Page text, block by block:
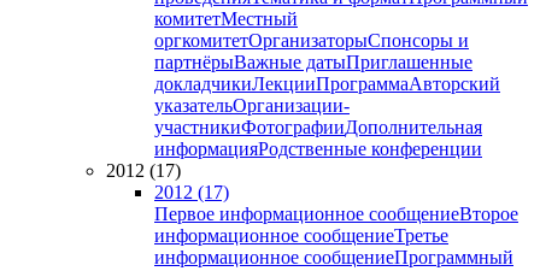
комитетМестный
оргкомитетОрганизаторыСпонсоры и
партнёрыВажные датыПриглашенные
докладчикиЛекцииПрограммаАвторский
указательОрганизации-
участникиФотографииДополнительная
информацияРодственные конференции
2012 (17)
2012 (17)
Первое информационное сообщениеВторое
информационное сообщениеТретье
информационное сообщениеПрограммный